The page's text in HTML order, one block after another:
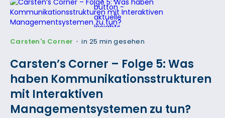
Carsten's Corner •in 25 min gesehen
Carsten’s Corner – Folge 5: Was
haben Kommunikationsstrukturen
mit Interaktiven
Managementsystemen zu tun?